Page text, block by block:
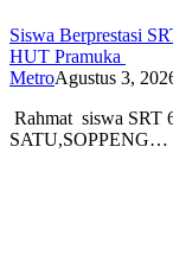
Siswa Berprestasi
HUT Pramuka
MetroAgustus 3,
Rahmat siswa SRT
SATU,SOPPENG…